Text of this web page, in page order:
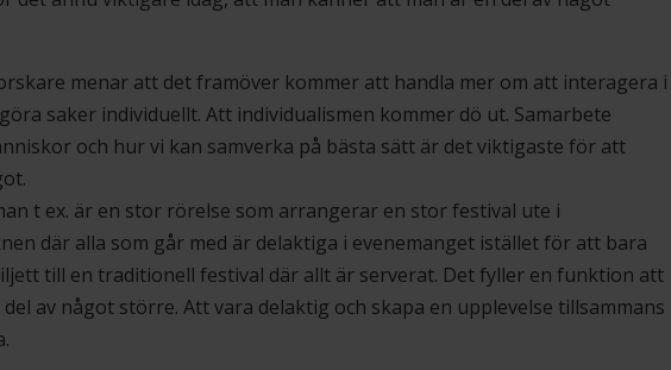
menar att det framöver kommer att handla mer om att interagera i
saker individuellt. Att individualismen kommer dö ut. Samarbete
och hur vi kan samverka på bästa sätt är det viktigaste för att
t ex. är en stor rörelse som arrangerar en stor festival ute i
där alla som går med är delaktiga i evenemanget istället för att bara
till en traditionell festival där allt är serverat. Det fyller en funktion att
av något större. Att vara delaktig och skapa en upplevelse tillsammans